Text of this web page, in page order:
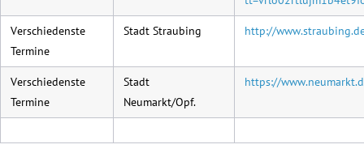
Verschiedenste
Termine
Stadt Straubing http://
Verschiedenste
Termine
Stadt
Neumarkt/Opf.
https://